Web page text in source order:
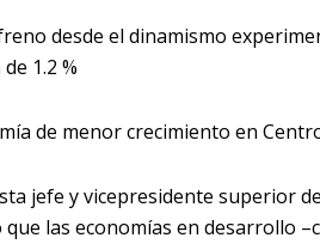
desde el dinamismo
1.2 %
de menor crecimiento en
jefe y vicepresidente superior
las economías en desarrollo